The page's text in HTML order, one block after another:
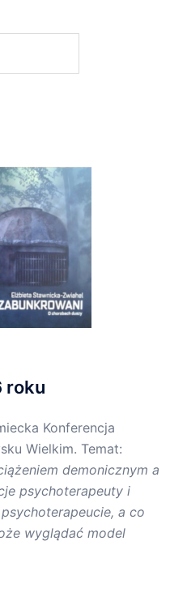
roku
Konferencja
Wielkim. Temat:
demonicznym a
psychoterapeuty i
a co
wyglądać model